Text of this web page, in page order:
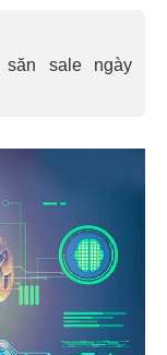
sale ngày